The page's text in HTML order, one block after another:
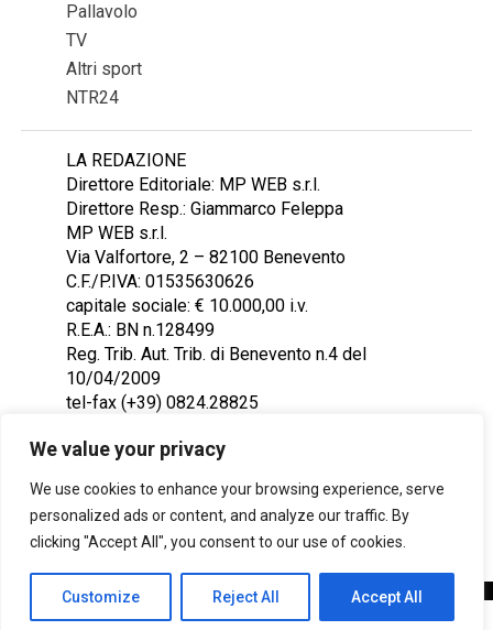
We value your privacy
We use cookies to enhance your browsing experience, serve
personalized ads or content, and analyze our traffic. By
clicking "Accept All", you consent to our use of cookies.
Customize Reject All Accept All
SHARE TWEET
Pallavolo
TV
Altri sport
NTR24
LA REDAZIONE
Direttore Editoriale: MP WEB s.r.l.
Direttore Resp.: Giammarco Feleppa
MP WEB s.r.l.
Via Valfortore, 2 – 82100 Benevento
C.F./P.IVA: 01535630626
capitale sociale: € 10.000,00 i.v.
R.E.A.: BN n.128499
Reg. Trib. Aut. Trib. di Benevento n.4 del
10/04/2009
tel-fax (+39) 0824.28825